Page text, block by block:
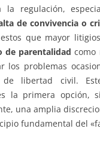
la regulación,
de convivencia o
que mayor
de parentalidad como
los problemas
libertad civil.
la primera opción,
una amplia
fundamental del